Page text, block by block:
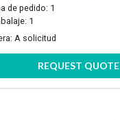
de pedido: 1
1
A solicitud
REQUEST QUOTE